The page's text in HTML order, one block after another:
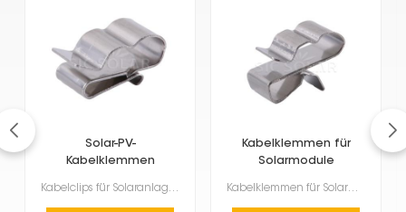
Solar-PV-
Kabelklemmen
Kabelclips für Solaranlagen sind kleine Bauteile, die Ihre Solarkabel beim Installieren von Solarmod...
Kabelklemmen für
Solarmodule
Kabelklemmen für Solarmodule Sie sind extrem wichtig! Sie sorgen dafür, dass die Kabel in Ihrer Sola...